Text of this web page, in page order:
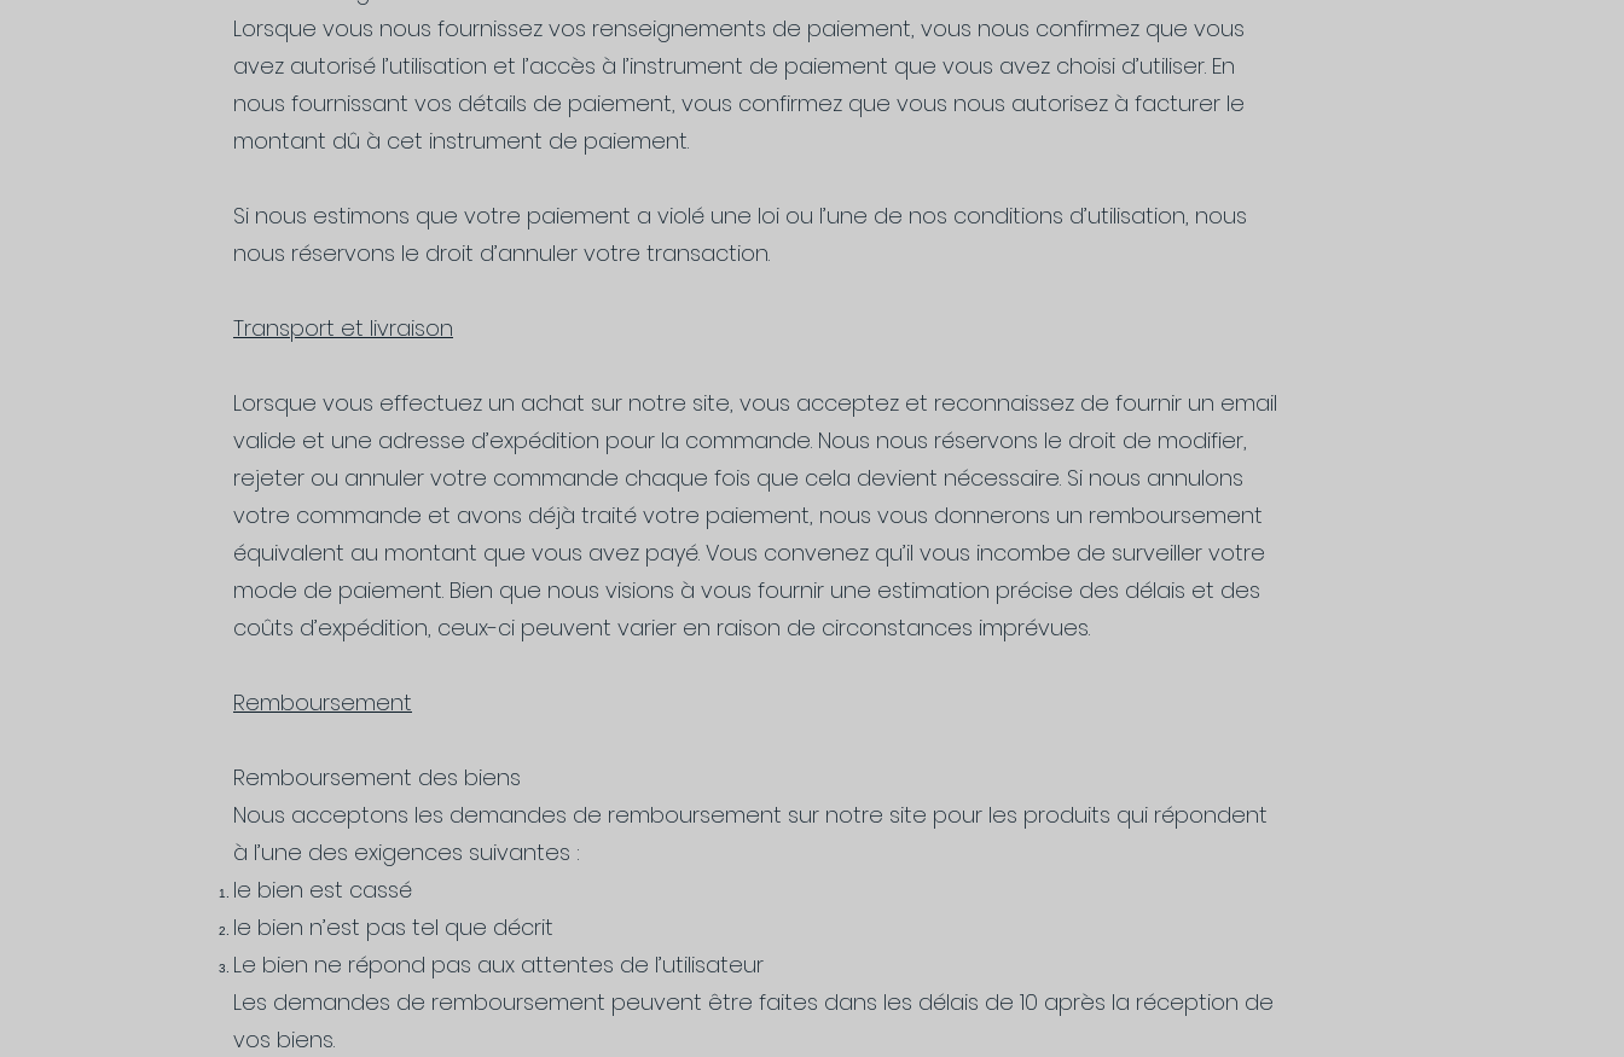
Lorsque vous nous fournissez vos renseignements de paiement, vous nous confirmez que vous
avez autorisé l’utilisation et l’accès à l’instrument de paiement que vous avez choisi d’utiliser. En
nous fournissant vos détails de paiement, vous confirmez que vous nous autorisez à facturer le
montant dû à cet instrument de paiement.
Si nous estimons que votre paiement a violé une loi ou l’une de nos conditions d’utilisation, nous
nous réservons le droit d’annuler votre transaction.
Transport et livraison
Lorsque vous effectuez un achat sur notre site, vous acceptez et reconnaissez de fournir un email
valide et une adresse d’expédition pour la commande. Nous nous réservons le droit de modifier,
rejeter ou annuler votre commande chaque fois que cela devient nécessaire. Si nous annulons
votre commande et avons déjà traité votre paiement, nous vous donnerons un remboursement
équivalent au montant que vous avez payé. Vous convenez qu’il vous incombe de surveiller votre
mode de paiement. Bien que nous visions à vous fournir une estimation précise des délais et des
coûts d’expédition, ceux-ci peuvent varier en raison de circonstances imprévues.
Remboursement
Remboursement des biens
Nous acceptons les demandes de remboursement sur notre site pour les produits qui répondent
à l’une des exigences suivantes :
le bien est cassé
le bien n’est pas tel que décrit
Le bien ne répond pas aux attentes de l’utilisateur
Les demandes de remboursement peuvent être faites dans les délais de 10 après la réception de
vos biens.